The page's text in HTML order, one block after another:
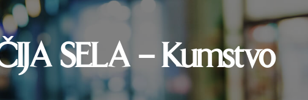
SELA – Kumstvo